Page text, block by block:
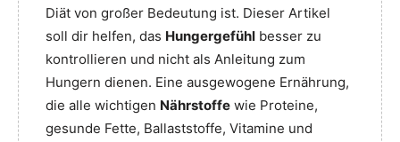
Diät von großer Bedeutung ist. Dieser Artikel
soll dir helfen, das Hungergefühl besser zu
kontrollieren und nicht als Anleitung zum
Hungern dienen. Eine ausgewogene Ernährung,
die alle wichtigen Nährstoffe wie Proteine,
gesunde Fette, Ballaststoffe, Vitamine und